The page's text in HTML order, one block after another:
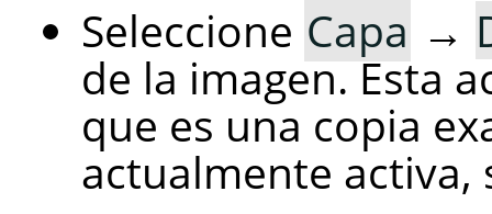
Seleccione Capa →
de la imagen. Esta
que es una copia
actualmente activa,